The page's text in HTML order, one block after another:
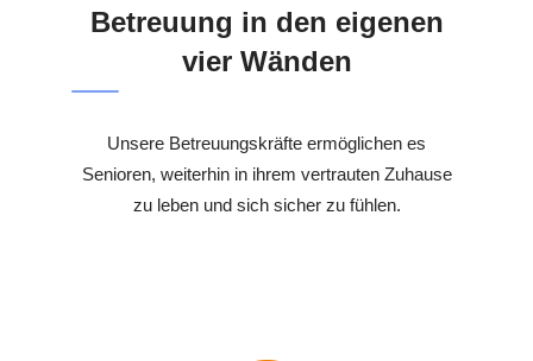
Betreuung in den eigenen
vier Wänden
Unsere Betreuungskräfte ermöglichen es
Senioren, weiterhin in ihrem vertrauten Zuhause
zu leben und sich sicher zu fühlen.